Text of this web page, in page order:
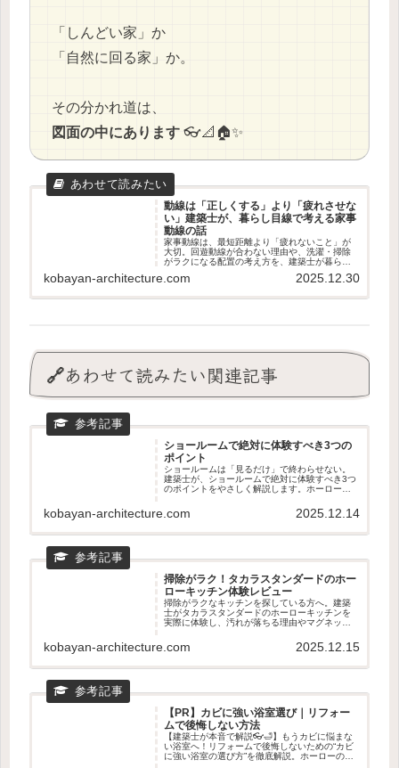
「しんどい家」か
「自然に回る家」か。
その分かれ道は、
図面の中にあります 👓📐🏠✨
動線は「正しくする」より「疲れさせな
い」建築士が、暮らし目線で考える家事
動線の話
家事動線は、最短距離より「疲れないこと」が
大切。回遊動線が合わない理由や、洗濯・掃除
がラクになる配置の考え方を、建築士が暮らし
kobayan-architecture.com 2025.12.30
🔗あわせて読みたい関連記事
ショールームで絶対に体験すべき3つの
ポイント
ショールームは「見るだけ」で終わらせない。
建築士が、ショールームで絶対に体験すべき3つ
のポイントをやさしく解説します。ホーローの
地まで。新築・リフォームどちらにも役立つ、
後悔しない見学のコツがわかる記事です。
kobayan-architecture.com 2025.12.14
掃除がラク！タカラスタンダードのホー
ローキッチン体験レビュー
掃除がラクなキッチンを探している方へ。建築
士がタカラスタンダードのホーローキッチンを
実際に体験し、汚れが落ちる理由やマグネット
の相性やショールームで見るべきポイントもわ
かる、後悔しないキッチン選びの記事です。
kobayan-architecture.com 2025.12.15
【PR】カビに強い浴室選び｜リフォー
ムで後悔しない方法
【建築士が本音で解説👓🛁】もうカビに悩まな
い浴室へ！リフォームで後悔しないための“カビ
に強い浴室の選び方”を徹底解説。ホーローの汚